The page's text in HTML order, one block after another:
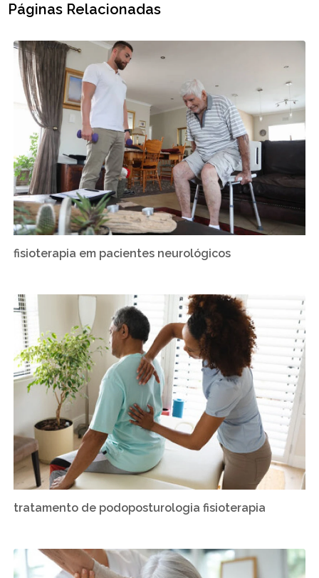
Páginas Relacionadas
fisioterapia em pacientes neurológicos
tratamento de podoposturologia fisioterapia